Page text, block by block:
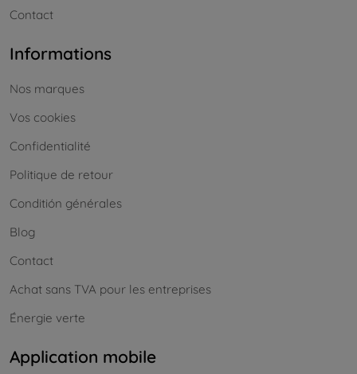
Contact
Informations
Nos marques
Vos cookies
Confidentialité
Politique de retour
Conditión générales
Blog
Contact
Achat sans TVA pour les entreprises
Énergie verte
Application mobile